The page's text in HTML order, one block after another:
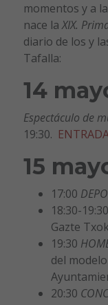
momentos y a
nace laXIX.
diario de los y
Tafalla:
14
Espectáculo de
19:30.
15
17:00
18:30-19:30
Gazte
19:30
del
20:30